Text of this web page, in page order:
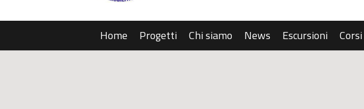
Home Progetti Chi siamo News Escursioni Corsi